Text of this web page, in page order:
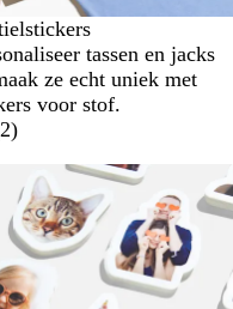
tassen en jacks
ze echt uniek met
voor stof.
2)